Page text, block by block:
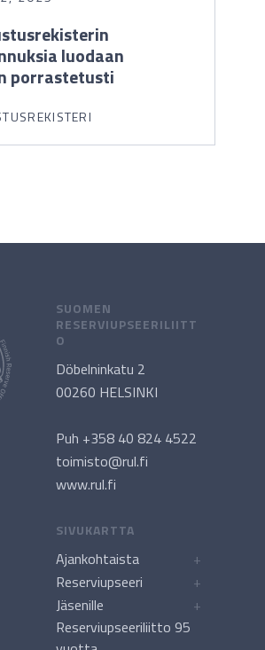
luodaan
porrastetusti
SUOMEN
RESERVIUPSEERILIITT
O
Döbelninkatu 2
00260 HELSINKI
Puh +358 40 824 4522
toimisto@rul.fi
www.rul.fi
SIVUKARTTA
Ajankohtaista
+
Reserviupseeri
+
Jäsenille
+
Reserviupseeriliitto 95